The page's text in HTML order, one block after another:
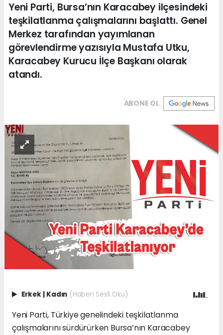
Yeni Parti, Bursa’nın Karacabey ilçesindeki
teşkilatlanma çalışmalarını başlattı. Genel
Merkez tarafından yayımlanan
görevlendirme yazısıyla Mustafa Utku,
Karacabey Kurucu İlçe Başkanı olarak
atandı.
ABONE OL
Erkek | Kadın (Haberi Sesli Oku)
Yeni Parti, Türkiye genelindeki teşkilatlanma
çalışmalarını sürdürürken Bursa’nın Karacabey